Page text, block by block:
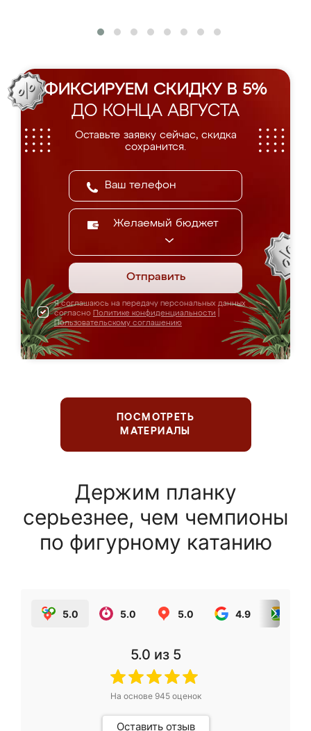
ФИКСИРУЕМ СКИДКУ В 5%
ДО КОНЦА АВГУСТА
Оставьте заявку сейчас, скидка
сохранится.
Желаемый бюджет
Отправить
Я соглашаюсь на передачу персональных данных
согласно Политике конфиденциальности
Пользовательскому соглашению
ПОСМОТРЕТЬ
МАТЕРИАЛЫ
Держим планку
серьезнее, чем чемпионы
по фигурному катанию
5.0 5.0 5.0 4.9
5.0 из 5
На основе 945оценок
Оставить отзыв